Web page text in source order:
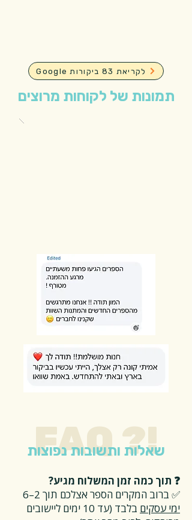
Google לקריאת 83 ביקורות
תמונות של לקוחות מרוצים
FAQ ?!
שאלות ותשובות נפוצות
❓ תוך כמה זמן המשלוח מגיע?
✅ ברוב המקרים הספר אצלכם תוך 2–6
ימי עסקים
בלבד (עד 10 ימים ליישובים